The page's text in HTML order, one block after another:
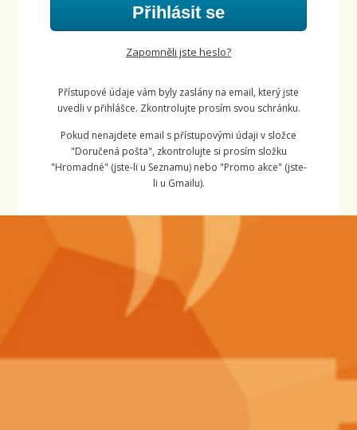
Přihlásit se
Zapomněli jste heslo?
Přístupové údaje vám byly zaslány na email, který jste
uvedli v přihlášce. Zkontrolujte prosím svou schránku.
Pokud nenajdete email s přístupovými údaji v složce
"Doručená pošta", zkontrolujte si prosím složku
"Hromadné" (jste-li u Seznamu) nebo "Promo akce" (jste-
li u Gmailu).